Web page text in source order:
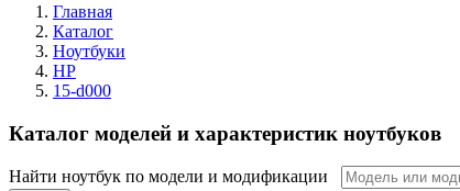
Главная
Каталог
Ноутбуки
HP
15-d000
Каталог моделей и характеристик ноутбуков
Найти ноутбук по модели и модификации